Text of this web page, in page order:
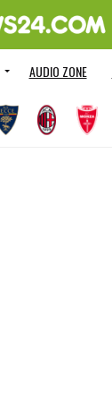
AUDIO ZONE